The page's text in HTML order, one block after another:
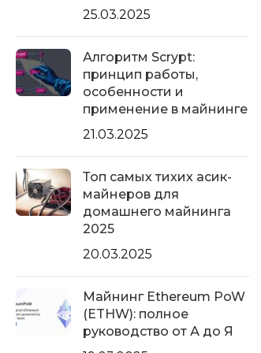
25.03.2025
Алгоритм Scrypt:
принцип работы,
особенности и
применение в майнинге
21.03.2025
Топ самых тихих асик-
майнеров для
домашнего майнинга
2025
20.03.2025
Майнинг Ethereum PoW
(ETHW): полное
руководство от А до Я